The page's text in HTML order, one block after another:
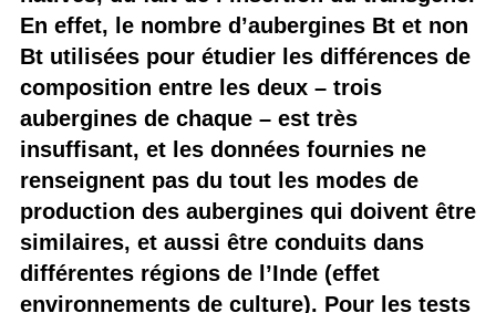
En effet, le nombre d’aubergines Bt et non
Bt utilisées pour étudier les différences de
composition entre les deux – trois
aubergines de chaque – est très
insuffisant, et les données fournies ne
renseignent pas du tout les modes de
production des aubergines qui doivent être
similaires, et aussi être conduits dans
différentes régions de l’Inde (effet
environnements de culture). Pour les tests